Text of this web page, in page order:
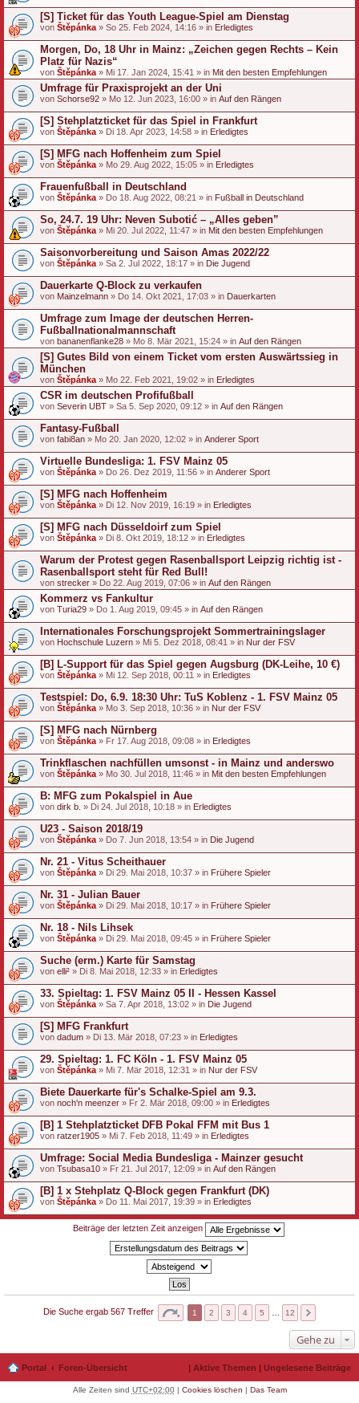
[S] Ticket für das Youth League-Spiel am Dienstag
von Štěpánka » So 25. Feb 2024, 14:16 » in Erledigtes
Morgen, Do, 18 Uhr in Mainz: „Zeichen gegen Rechts – Kein
Platz für Nazis“
von Štěpánka » Mi 17. Jan 2024, 15:41 » in Mit den besten Empfehlungen
Umfrage für Praxisprojekt an der Uni
von Schorse92 » Mo 12. Jun 2023, 16:00 » in Auf den Rängen
[S] Stehplatzticket für das Spiel in Frankfurt
von Štěpánka » Di 18. Apr 2023, 14:58 » in Erledigtes
[S] MFG nach Hoffenheim zum Spiel
von Štěpánka » Mo 29. Aug 2022, 15:05 » in Erledigtes
Frauenfußball in Deutschland
von Štěpánka » Do 18. Aug 2022, 08:21 » in Fußball in Deutschland
So, 24.7. 19 Uhr: Neven Subotić – „Alles geben”
von Štěpánka » Mi 20. Jul 2022, 11:47 » in Mit den besten Empfehlungen
Saisonvorbereitung und Saison Amas 2022/22
von Štěpánka » Sa 2. Jul 2022, 18:17 » in Die Jugend
Dauerkarte Q-Block zu verkaufen
von Mainzelmann » Do 14. Okt 2021, 17:03 » in Dauerkarten
Umfrage zum Image der deutschen Herren-
Fußballnationalmannschaft
von bananenflanke28 » Mo 8. Mär 2021, 15:24 » in Auf den Rängen
[S] Gutes Bild von einem Ticket vom ersten Auswärtssieg in
München
von Štěpánka » Mo 22. Feb 2021, 19:02 » in Erledigtes
CSR im deutschen Profifußball
von Severin UBT » Sa 5. Sep 2020, 09:12 » in Auf den Rängen
Fantasy-Fußball
von fabi8an » Mo 20. Jan 2020, 12:02 » in Anderer Sport
Virtuelle Bundesliga: 1. FSV Mainz 05
von Štěpánka » Do 26. Dez 2019, 11:56 » in Anderer Sport
[S] MFG nach Hoffenheim
von Štěpánka » Di 12. Nov 2019, 16:19 » in Erledigtes
[S] MFG nach Düsseldoirf zum Spiel
von Štěpánka » Di 8. Okt 2019, 18:12 » in Erledigtes
Warum der Protest gegen Rasenballsport Leipzig richtig ist -
Rasenballsport steht für Red Bull!
von strecker » Do 22. Aug 2019, 07:06 » in Auf den Rängen
Kommerz vs Fankultur
von Turia29 » Do 1. Aug 2019, 09:45 » in Auf den Rängen
Internationales Forschungsprojekt Sommertrainingslager
von Hochschule Luzern » Mi 5. Dez 2018, 08:41 » in Nur der FSV
[B] L-Support für das Spiel gegen Augsburg (DK-Leihe, 10 €)
von Štěpánka » Mi 12. Sep 2018, 00:11 » in Erledigtes
Testspiel: Do, 6.9. 18:30 Uhr: TuS Koblenz - 1. FSV Mainz 05
von Štěpánka » Mo 3. Sep 2018, 10:36 » in Nur der FSV
[S] MFG nach Nürnberg
von Štěpánka » Fr 17. Aug 2018, 09:08 » in Erledigtes
Trinkflaschen nachfüllen umsonst - in Mainz und anderswo
von Štěpánka » Mo 30. Jul 2018, 11:46 » in Mit den besten Empfehlungen
B: MFG zum Pokalspiel in Aue
von dirk b. » Di 24. Jul 2018, 10:18 » in Erledigtes
U23 - Saison 2018/19
von Štěpánka » Do 7. Jun 2018, 13:54 » in Die Jugend
Nr. 21 - Vitus Scheithauer
von Štěpánka » Di 29. Mai 2018, 10:37 » in Frühere Spieler
Nr. 31 - Julian Bauer
von Štěpánka » Di 29. Mai 2018, 10:17 » in Frühere Spieler
Nr. 18 - Nils Lihsek
von Štěpánka » Di 29. Mai 2018, 09:45 » in Frühere Spieler
Suche (erm.) Karte für Samstag
von elli² » Di 8. Mai 2018, 12:33 » in Erledigtes
33. Spieltag: 1. FSV Mainz 05 II - Hessen Kassel
von Štěpánka » Sa 7. Apr 2018, 13:02 » in Die Jugend
[S] MFG Frankfurt
von dadum » Di 13. Mär 2018, 07:23 » in Erledigtes
29. Spieltag: 1. FC Köln - 1. FSV Mainz 05
von Štěpánka » Mi 7. Mär 2018, 12:31 » in Nur der FSV
Biete Dauerkarte für's Schalke-Spiel am 9.3.
von noch'n meenzer » Fr 2. Mär 2018, 09:00 » in Erledigtes
[B] 1 Stehplatzticket DFB Pokal FFM mit Bus 1
von ratzer1905 » Mi 7. Feb 2018, 11:49 » in Erledigtes
Umfrage: Social Media Bundesliga - Mainzer gesucht
von Tsubasa10 » Fr 21. Jul 2017, 12:09 » in Auf den Rängen
[B] 1 x Stehplatz Q-Block gegen Frankfurt (DK)
von Štěpánka » Do 11. Mai 2017, 19:39 » in Erledigtes
Beiträge der letzten Zeit anzeigen
Die Suche ergab 567 Treffer 1 2 3 4 5 12
Gehe zu
Portal Foren-Übersicht | Aktive Themen | Ungelesene Beiträge
Alle Zeiten sind UTC+02:00| Cookies löschen | Das Team